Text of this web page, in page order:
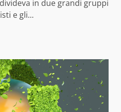
in due grandi gruppi
e gli...